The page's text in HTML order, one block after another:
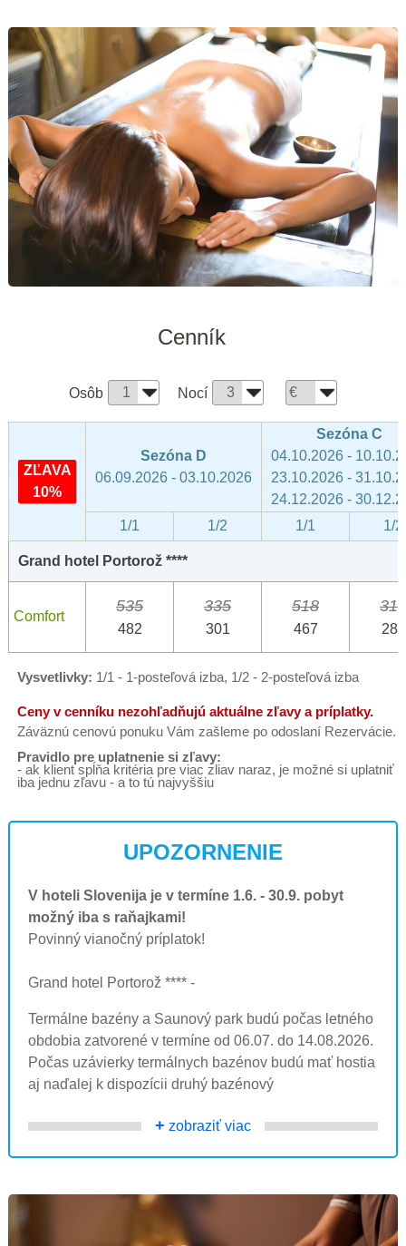
Cenník
Osôb Nocí
ZĽAVA
10%
Sezóna D
06.09.2026 - 03.10.2026
Sezóna C
04.10.2026 -
23.10.2026 -
24.12.2026 -
1/1
1/2 1/1 1/2
Grand hotel Portorož ****
Comfort
535
482
335
301
518
467
318
286
Vysvetlivky: 1/1 - 1-posteľová izba, 1/2 - 2-posteľová izba
Ceny v cenníku nezohľadňujú aktuálne zľavy a príplatky.
Záväznú cenovú ponuku Vám zašleme po odoslaní Rezervácie.
Pravidlo pre uplatnenie si zľavy:
- ak klient spĺňa kritéria pre viac zliav naraz, je možné si uplatniť
iba jednu zľavu - a to tú najvyššiu
UPOZORNENIE
V hoteli Slovenija je v termíne 1.6. - 30.9. pobyt
možný iba s raňajkami!
Povinný vianočný príplatok!
Grand hotel Portorož **** -
Termálne bazény a Saunový park budú počas letného
obdobia zatvorené v termíne od 06.07. do 14.08.2026.
Počas uzávierky termálnych bazénov budú mať hostia
aj naďalej k dispozícii druhý bazénový
+ zobraziť viac